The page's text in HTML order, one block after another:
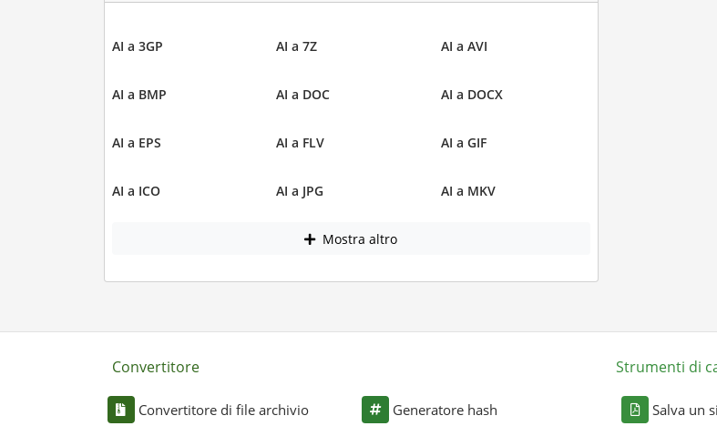
AI a 3GP AI a 7Z AI a AVI
AI a BMP AI a DOC AI a DOCX
AI a EPS AI a FLV AI a GIF
AI a ICO AI a JPG AI a MKV
Mostra altro
Convertitore
Convertitore di file archivio Generatore hash
Strumenti di
Salva un